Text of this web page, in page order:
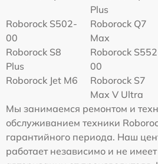
Plus
Roborock S502-
00
Roborock Q7
Max
Roborock S8
Plus
Roborock
00
Roborock Jet M6
Roborock S7
Max V Ultra
Мы занимаемся ремонтом и
обслуживанием техники
гарантийного периода. Наш
работает независимо и не